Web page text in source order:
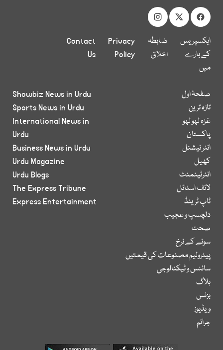
ایکسپریس
کے بارے
میں
ضابطہ
اخلاق
Privacy
Policy
Contact
Us
صفحۂ اول
تازہ ترین
غزہ لہو لہو
پاکستان
انٹر نیشنل
کھیل
انٹرٹینمنٹ
لائف اسٹائل
ٹاپ ٹرینڈ
دلچسپ و عجیب
صحت
سونے کے نرخ
پیٹرولیم مصنوعات کی قیمتیں
سائنس و ٹیکنالوجی
بلاگ
بزنس
ویڈیوز
جرائم
Showbiz News in Urdu
Sports News in Urdu
International News in
Urdu
Business News in Urdu
Urdu Magazine
Urdu Blogs
The Express Tribune
Express Entertainment